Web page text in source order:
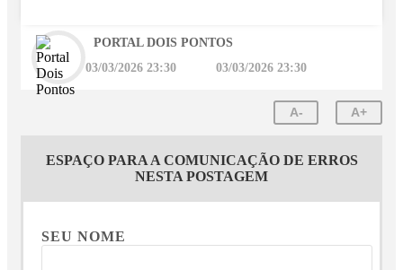
PORTAL DOIS PONTOS
03/03/2026 23:30 03/03/2026 23:30
A- A+
ESPAÇO PARA A COMUNICAÇÃO DE ERROS
NESTA POSTAGEM
SEU NOME